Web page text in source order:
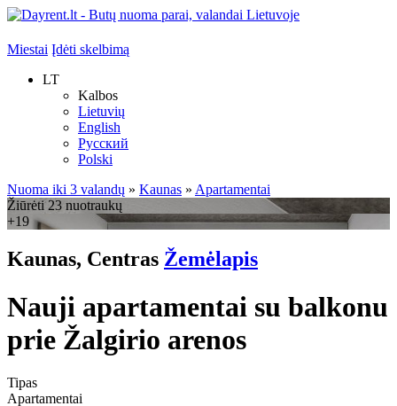
Miestai Įdėti skelbimą
LT
Kalbos
Lietuvių
English
Русский
Polski
Nuoma iki 3 valandų » Kaunas » Apartamentai
Žiūrėti 23 nuotraukų
+19
Kaunas, Centras Žemėlapis
Nauji apartamentai su balkonu
prie Žalgirio arenos
Tipas
Apartamentai